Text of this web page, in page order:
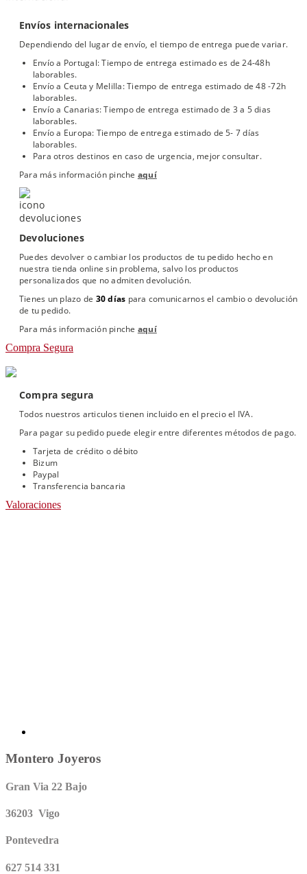
Envíos internacionales
Dependiendo del lugar de envío, el tiempo de entrega puede variar.
Envío a Portugal: Tiempo de entrega estimado es de 24-48h
laborables.
Envío a Ceuta y Melilla: Tiempo de entrega estimado de 48 -72h
laborables.
Envío a Canarias: Tiempo de entrega estimado de 3 a 5 dias
laborables.
Envío a Europa: Tiempo de entrega estimado de 5- 7 días
laborables.
Para otros destinos en caso de urgencia, mejor consultar.
Para más información pinche aquí
Devoluciones
Puedes devolver o cambiar los productos de tu pedido hecho en
nuestra tienda online sin problema, salvo los productos
personalizados que no admiten devolución.
Tienes un plazo de 30 días para comunicarnos el cambio o devolución
de tu pedido.
Para más información pinche aquí
Compra Segura
Compra segura
Todos nuestros articulos tienen incluido en el precio el IVA.
Para pagar su pedido puede elegir entre diferentes métodos de pago.
Tarjeta de crédito o débito
Bizum
Paypal
Transferencia bancaria
Valoraciones
Montero Joyeros
Gran Via 22 Bajo
36203 Vigo
Pontevedra
627 514 331